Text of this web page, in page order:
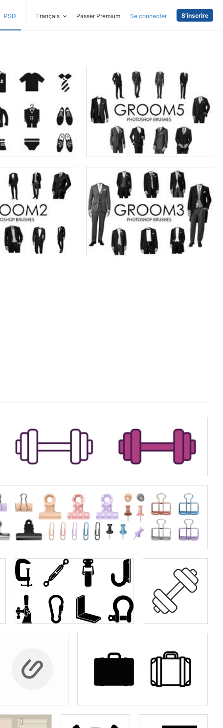
PSD Français Passer Premium Se connecter S'inscrire